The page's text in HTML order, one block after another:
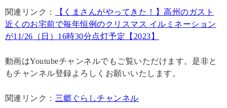
関連リンク：
【くまさんがやってきた！】高州のガスト
近くのお宅前で毎年恒例のクリスマス イルミネーション
が11/26（日）16時30分点灯予定【2023】
動画はYoutubeチャンネルでもご覧いただけます。是非と
もチャンネル登録よろしくお願いいたします。
関連リンク： 三郷ぐらしチャンネル